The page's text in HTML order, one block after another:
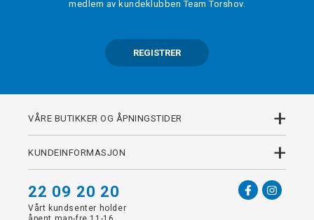
medlem av kundeklubben Team Torshov.
REGISTRER
VÅRE BUTIKKER OG ÅPNINGSTIDER +
KUNDEINFORMASJON +
22 09 20 20
Vårt kundsenter holder